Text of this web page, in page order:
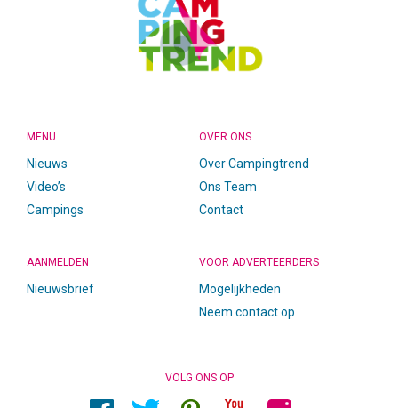
MENU
Nieuws
Video’s
Campings
OVER ONS
Over Campingtrend
Ons Team
Contact
AANMELDEN
Nieuwsbrief
VOOR ADVERTEERDERS
Mogelijkheden
Neem contact op
VOLG ONS OP